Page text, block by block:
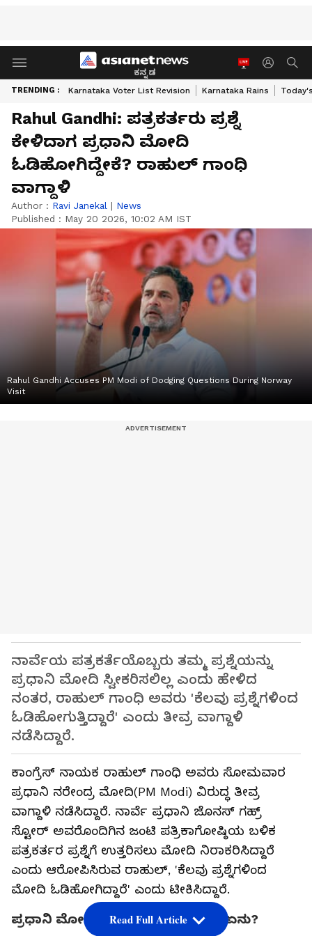
ಕನ್ನಡ
TRENDING : Karnataka Voter List Revision Karnataka Rains
Rahul Gandhi: ಪತ್ರಕರ್ತರು ಪ್ರಶ್ನೆ
ಕೇಳಿದಾಗ ಪ್ರಧಾನಿ ಮೋದಿ
ಓಡಿಹೋಗಿದ್ದೇಕೆ? ರಾಹುಲ್ ಗಾಂಧಿ
ವಾಗ್ದಾಳಿ
Author : Ravi Janekal | News
Published : May 20 2026, 10:02 AM IST
Rahul Gandhi Accuses PM Modi of Dodging Questions During Norway
Visit
ನಾರ್ವೆಯ ಪತ್ರಕರ್ತೆಯೊಬ್ಬರು ತಮ್ಮ ಪ್ರಶ್ನೆಯನ್ನು
ಪ್ರಧಾನಿ ಮೋದಿ ಸ್ವೀಕರಿಸಲಿಲ್ಲ ಎಂದು ಹೇಳಿದ
ನಂತರ, ರಾಹುಲ್ ಗಾಂಧಿ ಅವರು 'ಕೆಲವು ಪ್ರಶ್ನೆಗಳಿಂದ
ಓಡಿಹೋಗುತ್ತಿದ್ದಾರೆ' ಎಂದು ತೀವ್ರ ವಾಗ್ದಾಳಿ
ನಡೆಸಿದ್ದಾರೆ.
ಕಾಂಗ್ರೆಸ್ ನಾಯಕ ರಾಹುಲ್ ಗಾಂಧಿ ಅವರು ಸೋಮವಾರ
ಪ್ರಧಾನಿ ನರೇಂದ್ರ ಮೋದಿ(PM Modi) ವಿರುದ್ಧ ತೀವ್ರ
ವಾಗ್ದಾಳಿ ನಡೆಸಿದ್ದಾರೆ. ನಾರ್ವೆ ಪ್ರಧಾನಿ ಜೊನಸ್ ಗಹ್ರ್
ಸ್ಟೋರ್ ಅವರೊಂದಿಗಿನ ಜಂಟಿ ಪತ್ರಿಕಾಗೋಷ್ಠಿಯ ಬಳಿಕ
ಪತ್ರಕರ್ತರ ಪ್ರಶ್ನೆಗೆ ಉತ್ತರಿಸಲು ಮೋದಿ ನಿರಾಕರಿಸಿದ್ದಾರೆ
ಎಂದು ಆರೋಪಿಸಿರುವ ರಾಹುಲ್, 'ಕೆಲವು ಪ್ರಶ್ನೆಗಳಿಂದ
ಮೋದಿ ಓಡಿಹೋಗಿದ್ದಾರೆ' ಎಂದು ಟೀಕಿಸಿದ್ದಾರೆ.
ಪ್ರಧಾನಿ ಮೋದಿಗೆ ನಿರೂಪಕಿ ಕೇಳಿದ ಪ್ರಶ್ನೆ ಏನು?
Read Full Article